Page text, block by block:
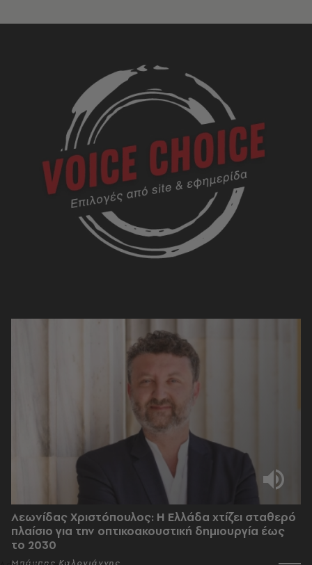
Λεωνίδας Χριστόπουλος: Η Ελλάδα χτίζει σταθερό
πλαίσιο για την οπτικοακουστική δημιουργία έως
το 2030